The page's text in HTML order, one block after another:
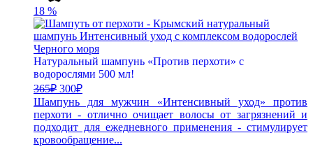
18 %
Натуральный шампунь «Против перхоти» с
водорослями 500 мл!
365₽ 300₽
Шампунь для мужчин «Интенсивный уход» против
перхоти - отлично очищает волосы от загрязнений и
подходит для ежедневного применения - стимулирует
кровообращение...